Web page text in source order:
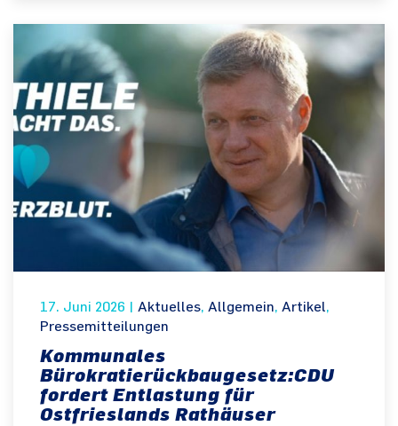
17. Juni 2026 Aktuelles, Allgemein, Artikel,
Pressemitteilungen
Kommunales
Bürokratierückbaugesetz:CDU
fordert Entlastung für
Ostfrieslands Rathäuser